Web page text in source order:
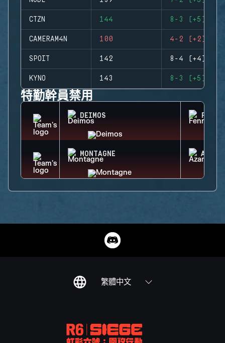
CTZN 144 8-3 (+5)
CAMERAM4N 100 4-2 (+2)
SPOIT 142 8-4 (+4)
KYNO 143 8-3 (+5)
特勤幹員禁用
DEIMOS
MONTAGNE AZAMI
繁體中文